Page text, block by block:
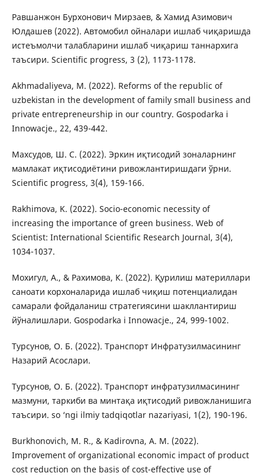
Равшанжон Бурхонович Мирзаев, & Хамид Азимович
Юлдашев (2022). Автомобил ойналари ишлаб чиқаришда
истеъмолчи талабларини ишлаб чиқариш таннархига
таъсири. Scientific progress, 3 (2), 1173-1178.
Akhmadaliyeva, M. (2022). Reforms of the republic of
uzbekistan in the development of family small business and
private entrepreneurship in our country. Gospodarka i
Innowacje., 22, 439-442.
Махсудов, Ш. С. (2022). Эркин иқтисодий зоналарнинг
мамлакат иқтисодиётини ривожлантиришдаги ўрни.
Scientific progress, 3(4), 159-166.
Rakhimova, K. (2022). Socio-economic necessity of
increasing the importance of green business. Web of
Scientist: International Scientific Research Journal, 3(4),
1034-1037.
Мохигул, А., & Рахимова, К. (2022). Қурилиш материллари
саноати корхоналарида ишлаб чиқиш потенциалидан
самарали фойдаланиш стратегиясини шакллантириш
йўналишлари. Gospodarka i Innowacje., 24, 999-1002.
Турсунов, О. Б. (2022). Транспорт Инфратузилмасининг
Назарий Асослари.
Турсунов, О. Б. (2022). Транспорт инфратузилмасининг
мазмуни, таркиби ва минтақа иқтисодий ривожланишига
таъсири. so ‘ngi ilmiy tadqiqotlar nazariyasi, 1(2), 190-196.
Burkhonovich, M. R., & Kadirovna, A. M. (2022).
Improvement of organizational economic impact of product
cost reduction on the basis of cost-effective use of